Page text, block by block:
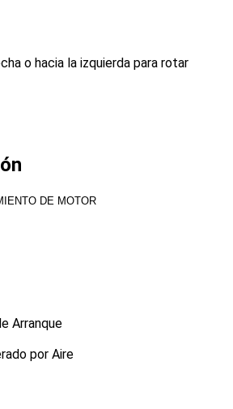
o hacia la izquierda para rotar
DE MOTOR
Arranque
por Aire